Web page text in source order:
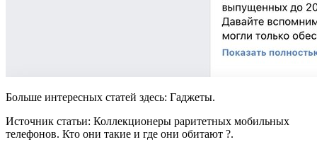
Больше интересных статей здесь: Гаджеты.
Источник статьи: Коллекционеры раритетных мобильных
телефонов. Кто они такие и где они обитают ?.